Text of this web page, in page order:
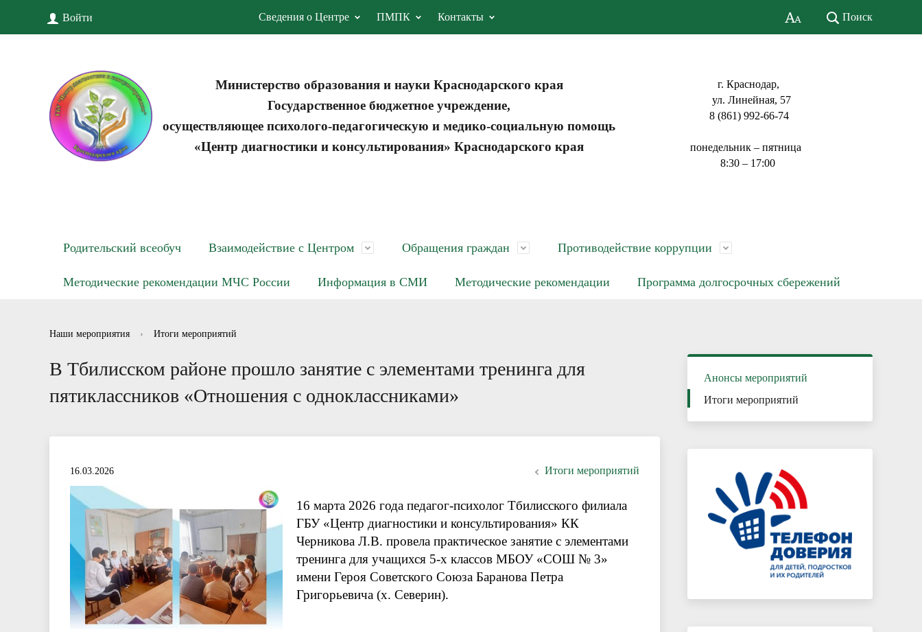
Войти Сведения о Центре ПМПК Контакты Поиск
Министерство образования и науки Краснодарского края
Государственное бюджетное учреждение,
осуществляющее психолого-педагогическую и медико-социальную помощь
«Центр диагностики и консультирования» Краснодарского края
г. Краснодар,
ул. Линейная, 57
8 (861) 992-66-74
понедельник – пятница
8:30 – 17:00
Родительский всеобуч Взаимодействие с Центром
Информационные буклеты для родителей
полезного отдыха
Обращения граждан
Отзывы
Противодействие коррупции
Нормативно правовые акты в сфере
Методические рекомендации МЧС России Информация в СМИ Методические рекомендации Программа долгосрочных сбережений
Наши мероприятия › Итоги мероприятий
В Тбилисском районе прошло занятие с элементами тренинга для
пятиклассников «Отношения с одноклассниками»
16.03.2026 Итоги мероприятий
16 марта 2026 года педагог-психолог Тбилисского филиала
ГБУ «Центр диагностики и консультирования» КК
Черникова Л.В. провела практическое занятие с элементами
тренинга для учащихся 5-х классов МБОУ «СОШ № 3»
имени Героя Советского Союза Баранова Петра
Григорьевича (х. Северин).
Анонсы мероприятий
Итоги мероприятий